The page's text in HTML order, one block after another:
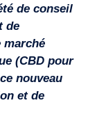
de conseil
de
marché
(CBD pour
nouveau
et de